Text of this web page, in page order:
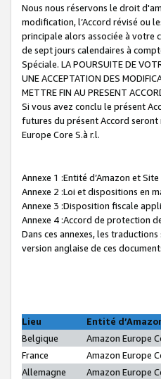
Nous nous réservons le droit
modification, l’Accord révisé ou
principale alors associée à votre
de sept jours calendaires à
Spéciale. LA POURSUITE DE
UNE ACCEPTATION DES
METTRE FIN AU PRESENT
Si vous avez conclu le présent
futures du présent Accord seront
Europe Core S.à r.l.
Annexe 1 :Entité d’Amazon et
Annexe 2 :Loi et dispositions en
Annexe 3 :Disposition fiscale
Annexe 4 :Accord de protection
Dans ces annexes, les
version anglaise de ces
Lieu
Entité
Belgique
Amazon Europe
France
Amazon Europe
Allemagne
Amazon Europe